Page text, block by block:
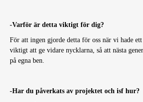
-Varför är detta viktigt för dig?
För att ingen gjorde detta för oss när vi hade
viktigt att ge vidare nycklarna, så att nästa
på egna ben.
-Har du påverkats av projektet och isf hur?